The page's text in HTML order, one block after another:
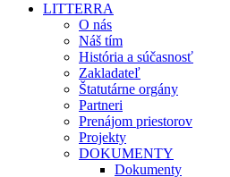
LITTERRA
O nás
Náš tím
História a súčasnosť
Zakladateľ
Štatutárne orgány
Partneri
Prenájom priestorov
Projekty
DOKUMENTY
Dokumenty